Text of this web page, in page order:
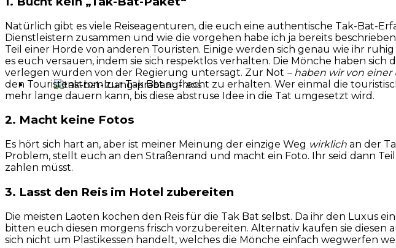
Natürlich gibt es viele Reiseagenturen, die euch eine authentische Tak-Bat-
Dienstleistern zusammen und wie die vorgehen habe ich ja bereits
Teil einer Horde von anderen Touristen. Einige werden sich genau wie ihr
es euch versauen, indem sie sich respektlos verhalten. Die Mönche haben
verlegen wurden von der Regierung untersagt. Zur Not – haben wir von
den Touristenstrom zur Tak Bat aufrecht zu erhalten. Wer einmal die
mehr lange dauern kann, bis diese abstruse Idee in die Tat umgesetzt wird.
2. Macht keine Fotos
Es hört sich hart an, aber ist meiner Meinung der einzige Weg wirklich an der
Problem, stellt euch an den Straßenrand und macht ein Foto. Ihr seid dann
zahlen müsst.
3. Lasst den Reis im Hotel zubereiten
Die meisten Laoten kochen den Reis für die Tak Bat selbst. Da ihr den Luxus
bitten euch diesen morgens frisch vorzubereiten. Alternativ kaufen sie diesen
sich nicht um Plastikessen handelt, welches die Mönche einfach wegwerfen